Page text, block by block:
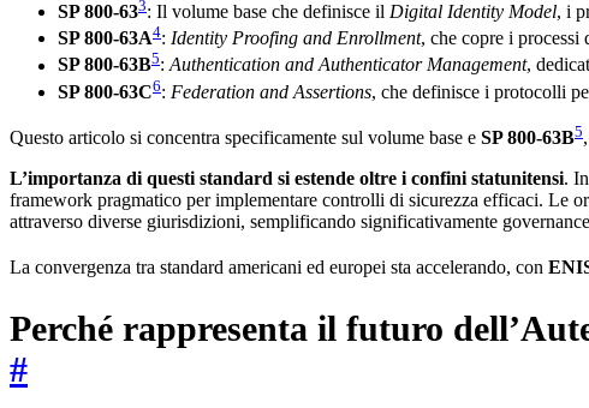
SP 800-633: Il volume base che definisce il Digital Identity Model, i
SP 800-63A4: Identity Proofing and Enrollment, che copre i processi
SP 800-63B5:Authentication and Authenticator Management,
SP 800-63C6: Federation and Assertions, che definisce i protocolli
Questo articolo si concentra specificamente sul volume base e SP 800-63B5
L’importanza di questi standard si estende oltre i confini statunitensi.
framework pragmatico per implementare controlli di sicurezza efficaci. Le
attraverso diverse giurisdizioni, semplificando significativamente
La convergenza tra standard americani ed europei sta accelerando, con
Perché rappresenta il futuro
#